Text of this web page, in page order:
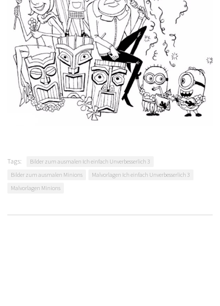
Tags:
Bilder zum ausmalen Ich einfach Unverbesserlich 3
Bilder zum ausmalen Minions
Malvorlagen Ich einfach Unverbesserlich 3
Malvorlagen Minions